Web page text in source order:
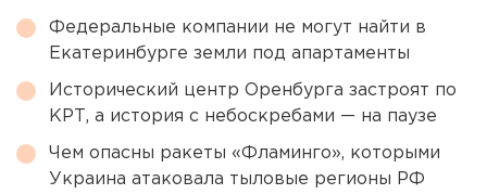
Федеральные компании не могут найти в
Екатеринбурге земли под апартаменты
Исторический центр Оренбурга застроят по
КРТ, а история с небоскребами — на паузе
Чем опасны ракеты «Фламинго», которыми
Украина атаковала тыловые регионы РФ